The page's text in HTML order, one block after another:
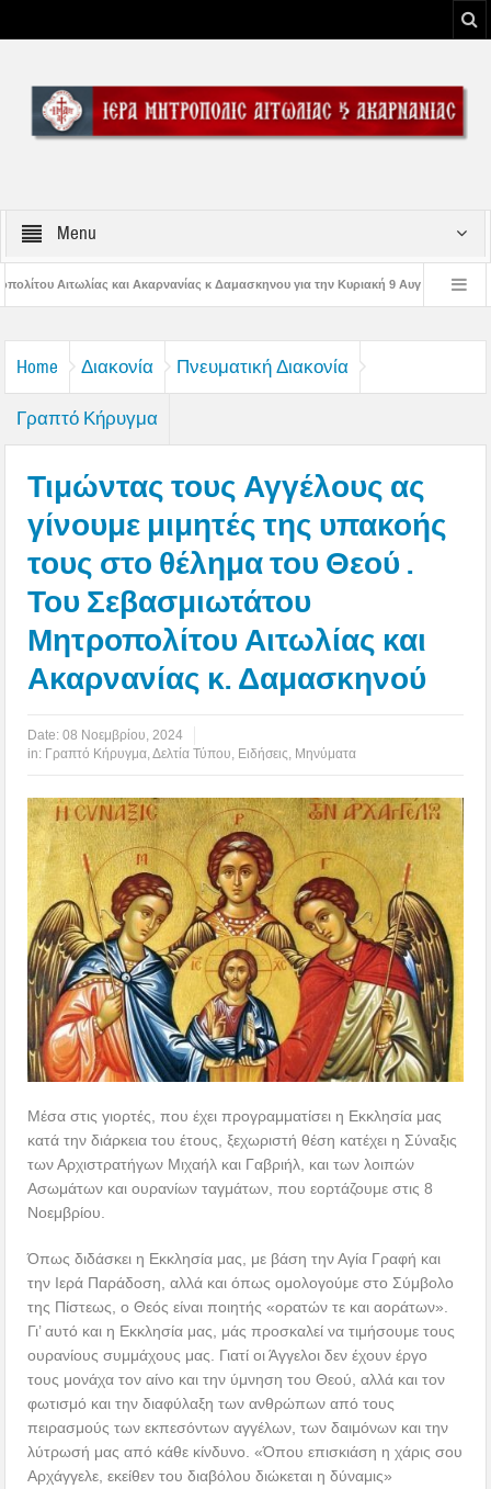
Menu
κ Δαμασκηνου για την Κυριακή 9 Αυγούστου 2026 Η εορτή της
Home Διακονία Πνευματική Διακονία
Γραπτό Κήρυγμα
Τιμώντας τους Αγγέλους ας
γίνουμε μιμητές της υπακοής
τους στο θέλημα του Θεού .
Του Σεβασμιωτάτου
Μητροπολίτου Αιτωλίας και
Ακαρνανίας κ. Δαμασκηνού
Date:08 Νοεμβρίου, 2024
in: Γραπτό Κήρυγμα ,Δελτία Τύπου Ειδήσεις Μηνύματα
Μέσα στις γιορτές, που έχει προγραμματίσει η Εκκλησία μας
κατά την διάρκεια του έτους, ξεχωριστή θέση κατέχει η Σύναξις
των Αρχιστρατήγων Μιχαήλ και Γαβριήλ, και των λοιπών
Ασωμάτων και ουρανίων ταγμάτων, που εορτάζουμε στις 8
Νοεμβρίου.
Όπως διδάσκει η Εκκλησία μας, με βάση την Αγία Γραφή και
την Ιερά Παράδοση, αλλά και όπως ομολογούμε στο Σύμβολο
της Πίστεως, ο Θεός είναι ποιητής «ορατών τε και αοράτων».
Γι’ αυτό και η Εκκλησία μας, μάς προσκαλεί να τιμήσουμε τους
ουρανίους συμμάχους μας. Γιατί οι Άγγελοι δεν έχουν έργο
τους μονάχα τον αίνο και την ύμνηση του Θεού, αλλά και τον
φωτισμό και την διαφύλαξη των ανθρώπων από τους
πειρασμούς των εκπεσόντων αγγέλων, των δαιμόνων και την
λύτρωσή μας από κάθε κίνδυνο. «Όπου επισκιάση η χάρις σου
Αρχάγγελε, εκείθεν του διαβόλου διώκεται η δύναμις»